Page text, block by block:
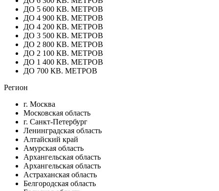
ДО 5 600 КВ. МЕТРОВ
ДО 4 900 КВ. МЕТРОВ
ДО 4 200 КВ. МЕТРОВ
ДО 3 500 КВ. МЕТРОВ
ДО 2 800 КВ. МЕТРОВ
ДО 2 100 КВ. МЕТРОВ
ДО 1 400 КВ. МЕТРОВ
ДО 700 КВ. МЕТРОВ
Регион
г. Москва
Московская область
г. Санкт-Петербург
Ленинградская область
Алтайский край
Амурская область
Архангельская область
Архангельская область
Астраханская область
Белгородская область